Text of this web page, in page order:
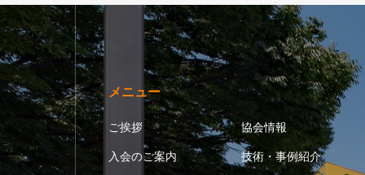
メニュー
ご挨拶 協会情報
入会のご案内 技術・事例紹介